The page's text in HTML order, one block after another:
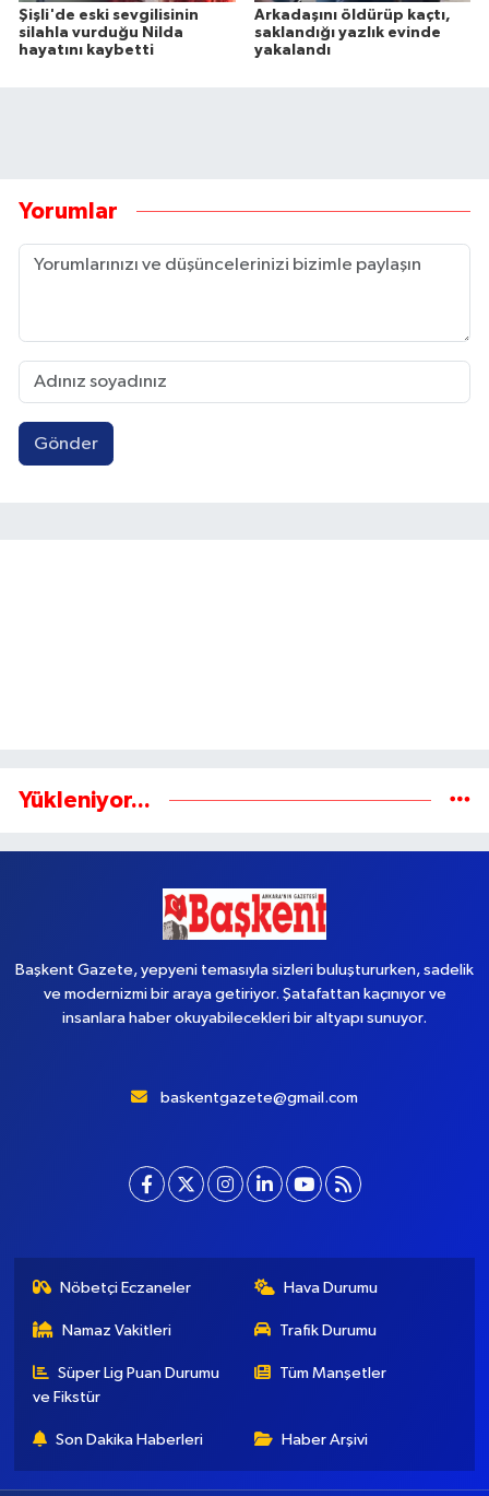
Şişli'de eski sevgilisinin
silahla vurduğu Nilda
hayatını kaybetti
Arkadaşını öldürüp kaçtı,
saklandığı yazlık evinde
yakalandı
Yorumlar
ve modernizmi bir araya getiriyor. Şatafattan kaçınıyor ve
baskentgazete@gmail.com
Nöbetçi Eczaneler
Namaz Vakitleri Trafik Durumu